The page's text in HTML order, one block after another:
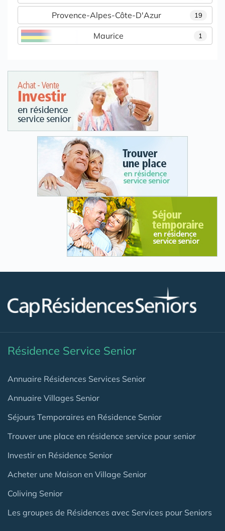
19
Provence-Alpes-Côte-D'Azur
Maurice 1
Résidence Service Senior
Annuaire Résidences Services Senior
Annuaire Villages Senior
Séjours Temporaires en Résidence Senior
Trouver une place en résidence service pour senior
Investir en Résidence Senior
Acheter une Maison en Village Senior
Coliving Senior
Les groupes de Résidences avec Services pour Seniors